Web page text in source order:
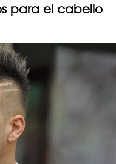
para el cabello